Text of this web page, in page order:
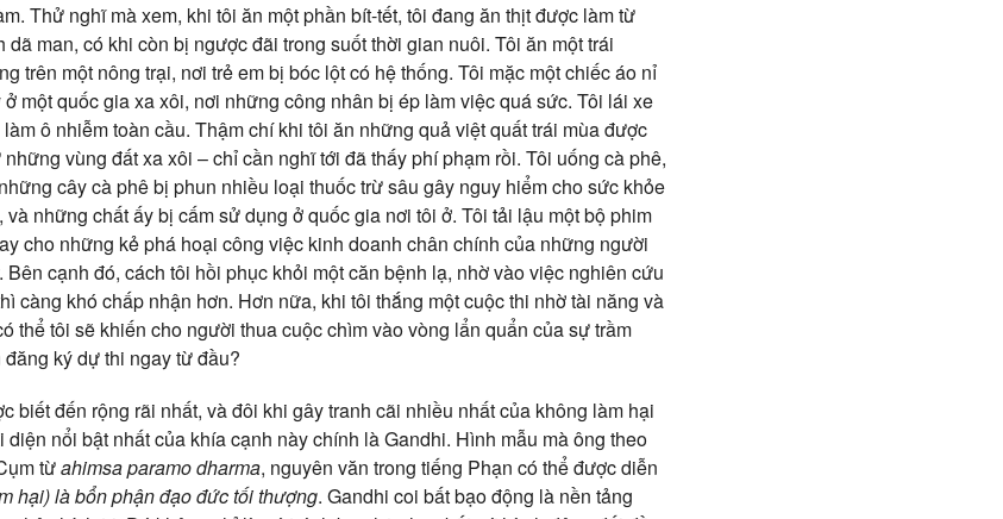
Thử nghĩ mà xem, khi tôi ăn một phần bít-tết, tôi đang ăn thịt được làm từ
dã man, có khi còn bị ngược đãi trong suốt thời gian nuôi. Tôi ăn một trái
trên một nông trại, nơi trẻ em bị bóc lột có hệ thống. Tôi mặc một chiếc áo nỉ
một quốc gia xa xôi, nơi những công nhân bị ép làm việc quá sức. Tôi lái xe
ô nhiễm toàn cầu. Thậm chí khi tôi ăn những quả việt quất trái mùa được
vùng đất xa xôi – chỉ cần nghĩ tới đã thấy phí phạm rồi. Tôi uống cà phê,
cây cà phê bị phun nhiều loại thuốc trừ sâu gây nguy hiểm cho sức khỏe
những chất ấy bị cấm sử dụng ở quốc gia nơi tôi ở. Tôi tải lậu một bộ phim
cho những kẻ phá hoại công việc kinh doanh chân chính của những người
cạnh đó, cách tôi hồi phục khỏi một căn bệnh lạ, nhờ vào việc nghiên cứu
càng khó chấp nhận hơn. Hơn nữa, khi tôi thắng một cuộc thi nhờ tài năng và
thể tôi sẽ khiến cho người thua cuộc chìm vào vòng lẩn quẩn của sự trầm
ký dự thi ngay từ đầu?
biết đến rộng rãi nhất, và đôi khi gây tranh cãi nhiều nhất của không làm hại
nổi bật nhất của khía cạnh này chính là Gandhi. Hình mẫu mà ông theo
từahimsa paramo dharma, nguyên văn trong tiếng Phạn có thể được diễn
hại) là bổn phận đạo đức tối thượng. Gandhi coi bất bạo động là nền tảng